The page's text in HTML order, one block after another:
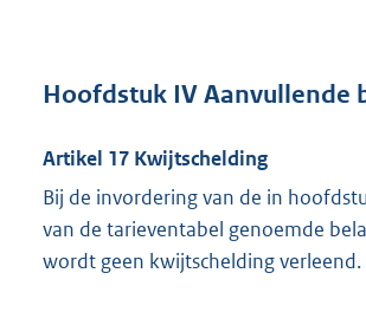
Hoofdstuk IV Aanvullende
Artikel 17 Kwijtschelding
Bij de invordering van de in
van de tarieventabel genoemde
wordt geen kwijtschelding verleend.